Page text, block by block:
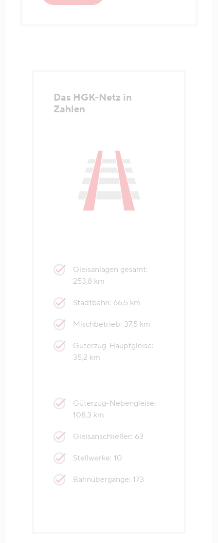
Das HGK-Netz in
Zahlen
Gleisanlagen gesamt:
253,8 km
Stadtbahn: 66,5 km
Mischbetrieb: 37,5 km
Güterzug-Hauptgleise:
35,2 km
Güterzug-Nebengleise:
108,3 km
Gleisanschließer: 63
Stellwerke: 10
Bahnübergänge: 173